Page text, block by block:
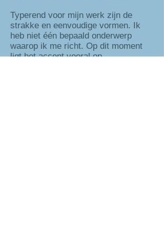
Typerend voor mijn werk zijn de
strakke en eenvoudige vormen. Ik
heb niet één bepaald onderwerp
waarop ik me richt. Op dit moment
ligt het accent vooral op